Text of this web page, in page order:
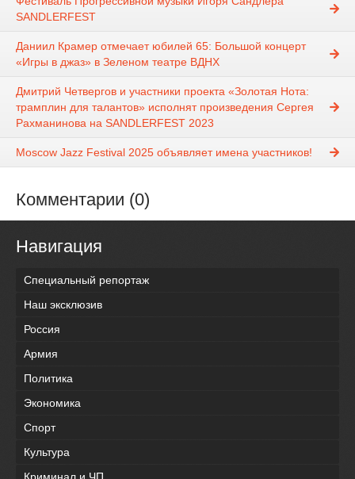
SANDLERFEST
Даниил Крамер отмечает юбилей 65: Большой концерт
«Игры в джаз» в Зеленом театре ВДНХ
Дмитрий Четвергов и участники проекта «Золотая Нота:
трамплин для талантов» исполнят произведения Сергея
Рахманинова на SANDLERFEST 2023
Moscow Jazz Festival 2025 объявляет имена участников!
Комментарии (0)
Навигация
Специальный репортаж
Наш эксклюзив
Россия
Армия
Политика
Экономика
Спорт
Культура
Криминал и ЧП